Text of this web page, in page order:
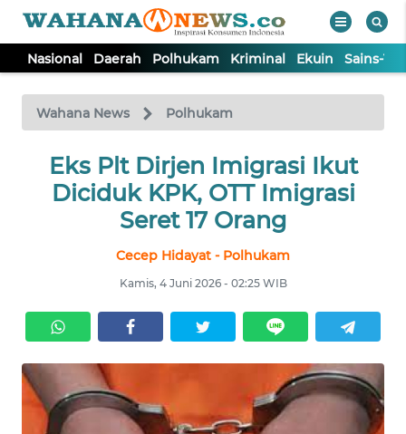
Nasional Daerah Polhukam Kriminal Ekuin Sains-
Wahana News Polhukam
Eks Plt Dirjen Imigrasi Ikut
Diciduk KPK, OTT Imigrasi
Seret 17 Orang
Cecep Hidayat - Polhukam
Kamis, 4 Juni 2026 - 02:25 WIB
TV
Tutup
NASIONAL
KRIMINAL
EKUIN
SAINS-TEKNO